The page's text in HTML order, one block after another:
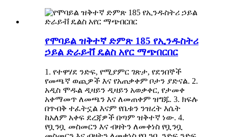
የሞባይል ዝቅተኛ ድምጽ 185 የኢንዱስትሪ
ኃይል ድራይቭ ዴልስ አየር ማጭበርበር
1. የተዋሃደ ንድፍ, የሚያምር ገጽታ, የደንበኞች
የመጫኛ ወጪዎች እና የአጠቃቀም ቦታን ያድናል. 2.
አዲስ ሞዱል ዲዛይን ዲዛይን አወቃቀር, የታመቀ
አቀማመጥ ለመጫን እና ለመጠቀም ዝግጁ. 3. ክፍሉ
በጥብቅ ተፈትኗል እናም የቤቱን ንዝረት እሴት
ከአለም አቀፍ ደረጃዎች በጣም ዝቅተኛ ነው. 4.
የቧንቧ መስመርን እና ብዛትን ለመቀነስ የቧንቧ